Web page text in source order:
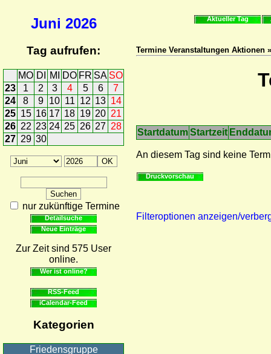
Juni 2026
Tag aufrufen:
MO DI MI DO FR SA SO
23
1 2 3 4 5 6
7
24
8 9 10 11 12 13 14
25 15 16 17 18 19 20 21
26 22 23 24 25 26 27 28
27 29 30
nur zukünftige Termine
Detailsuche
Neue Einträge
Zur Zeit sind 575 User
online.
Wer ist online?
RSS-Feed
iCalendar-Feed
Kategorien
Friedensgruppe
Aktueller Tag
Termine Veranstaltungen Aktionen
StartdatumStartzeit
An diesem Tag sind keine
Druckvorschau
Filteroptionen anzeigen/